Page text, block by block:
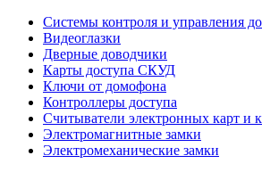
Системы контроля и управления
Видеоглазки
Дверные доводчики
Карты доступа СКУД
Ключи от домофона
Контроллеры доступа
Считыватели электронных карт и
Электромагнитные замки
Электромеханические замки